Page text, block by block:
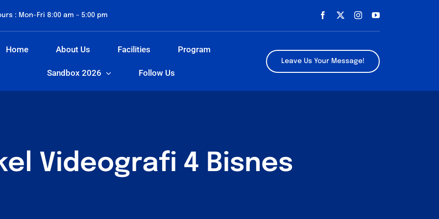
: Mon-Fri 8:00 am – 5:00 pm
Home About Us Facilities Program
Sandbox 2026 Follow Us
Leave Us Your Message!
Videografi 4 Bisnes